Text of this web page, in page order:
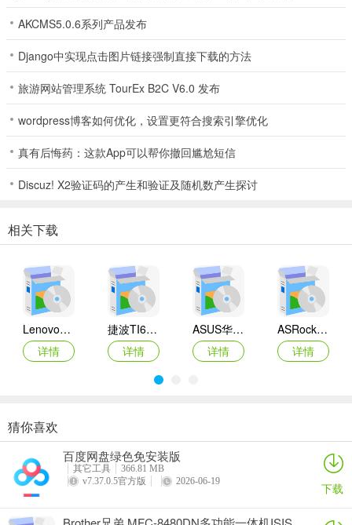
AKCMS5.0.6系列产品发布
Django中实现点击图片链接强制直接下载的方法
旅游网站管理系统 TourEx B2C V6.0 发布
wordpress博客如何优化，设置更符合搜索引擎优化
真有后悔药：这款App可以帮你撤回尴尬短信
Discuz! X2验证码的产生和验证及随机数产生探讨
相关下载
Lenovo联想 Ideapad Z465/Z565系列笔记本 声卡驱动
详情
捷波TI61AG-A主板BIOS
详情
ASUS华硕F1A55-M LX3 R2.0主板BIOS
详情
ASRock华擎IMB-A160主板BIOS
详情
奥睿科PAS3062-2E/PAS3062-2S/PAS3064-2S2E系列扩展卡驱动
详情
Canon佳能 PowerShot A310 WIA驱动
详情
AMD Mobility Radeon HD 2000/HD 3000/HD 4000/HD 5000系列移动显卡催化剂驱动
映泰Hi-Fi H77S 5.x主板BIOS
猜你喜欢
百度网盘绿色免安装版
其它工具
366.81 MB
v7.37.0.5官方版
2026-06-19 下载